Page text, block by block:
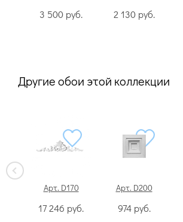
3 500 руб. 2 130 руб.
Другие обои этой коллекции
Арт. D170
17 246 руб.
Арт. D200
974 руб.